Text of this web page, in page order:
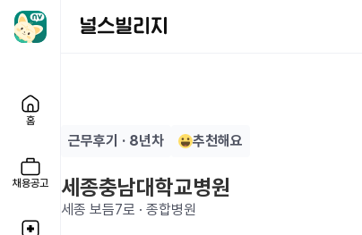
홈
채용공고
근무후기 · 8년차 추천해요
세종충남대학교병원
세종 보듬7로 · 종합병원